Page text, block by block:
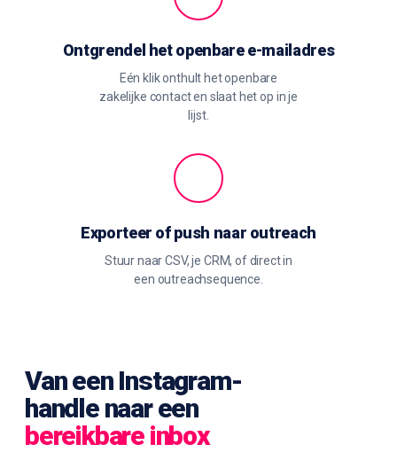
Ontgrendel het openbare e-mailadres
Eén klik onthult het openbare
zakelijke contact en slaat het op in je
lijst.
Exporteer of push naar outreach
Stuur naar CSV, je CRM, of direct in
een outreachsequence.
Van een Instagram-
handle naar een
bereikbare inbox